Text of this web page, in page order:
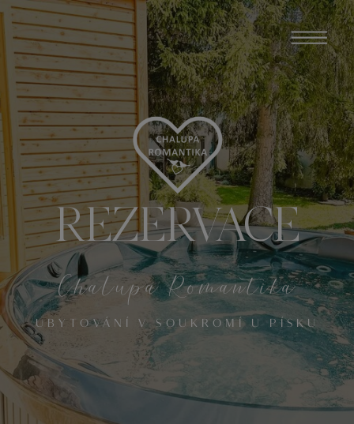
REZERVACE
UBYTOVÁNÍ V SOUKROMÍ U PÍSKU
Chalupa Romantika